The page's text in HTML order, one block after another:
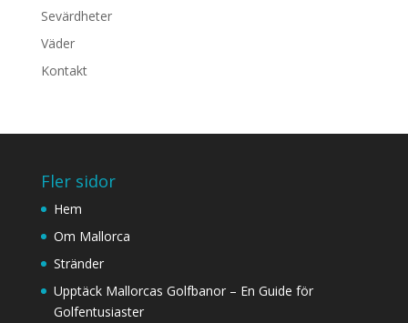
Sevärdheter
Väder
Kontakt
Fler sidor
Hem
Om Mallorca
Stränder
Upptäck Mallorcas Golfbanor – En Guide för
Golfentusiaster